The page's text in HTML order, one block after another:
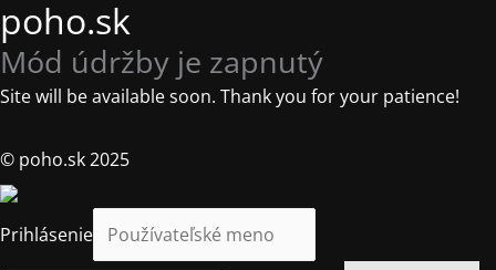
poho.sk
Mód údržby je zapnutý
Site will be available soon. Thank you for your patience!
© poho.sk 2025
Prihlásenie